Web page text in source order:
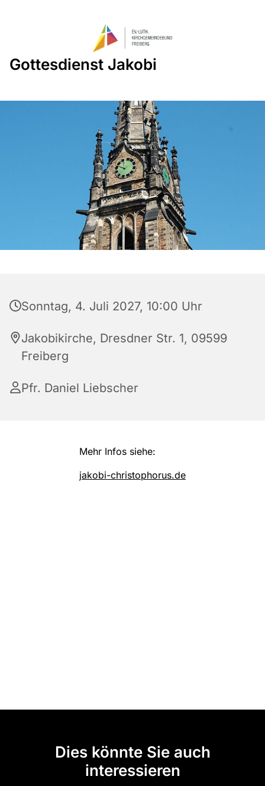
Gottesdienst Jakobi
Sonntag, 4. Juli 2027, 10:00 Uhr
Jakobikirche, Dresdner Str. 1, 09599
Freiberg
Pfr. Daniel Liebscher
Mehr Infos siehe:
jakobi-christophorus.de
Dies könnte Sie auch
interessieren